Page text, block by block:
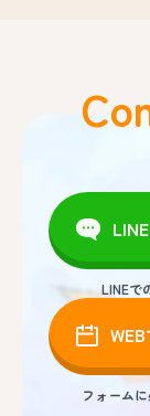
LINEで
フォーム